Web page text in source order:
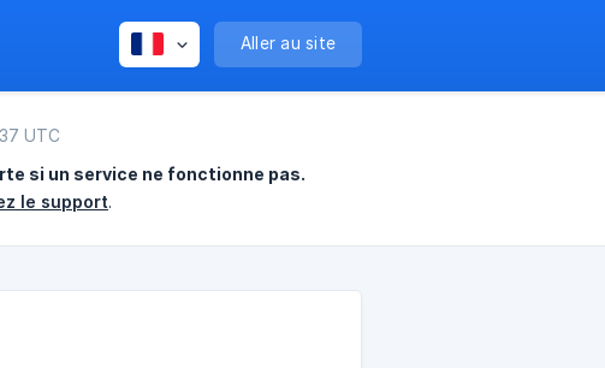
Aller au site
UTC
si un service ne fonctionne pas.
le support.